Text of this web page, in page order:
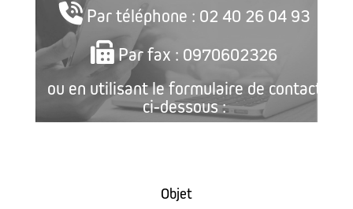
Par téléphone : 02 40 26 04 93
Par fax : 0970602326
ou en utilisant le formulaire de contact
ci-dessous :
Objet